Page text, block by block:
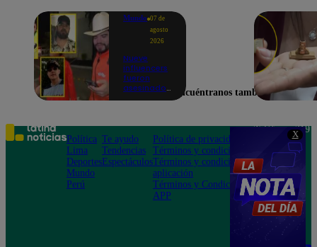
X
Mundo 07 de
agosto
2026
Nueve
influencers
fueron
asesinados
el Cártel de
Sinaloa
Encuéntranos también en
Política
Lima
Deportes
Mundo
Perú
Te ayudo
Tendencias
Espectáculos
Política de privacidad
Términos y condiciones
Términos y condiciones
aplicación
Términos y Condiciones
APP
Teléfono: 219
Av. San
Felipe 968
Jesús María